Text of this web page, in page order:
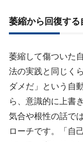
萎縮から回復す
萎縮して傷ついた
法の実践と同じく
ダメだ」という自
ら、意識的に上書
気合や根性の話で
ローチです。「自